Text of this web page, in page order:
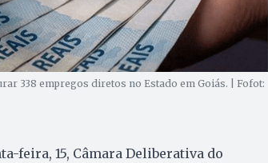
338 empregos diretos no Estado em Goiás. | Fofot:
feira, 15, Câmara Deliberativa do